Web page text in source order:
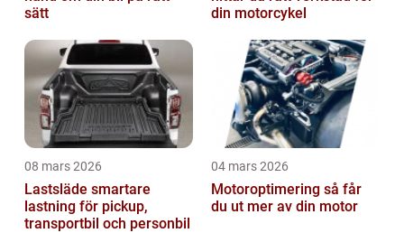
sätt
din motorcykel
08 mars 2026
Lastsläde smartare
lastning för pickup,
transportbil och personbil
04 mars 2026
Motoroptimering så får
du ut mer av din motor